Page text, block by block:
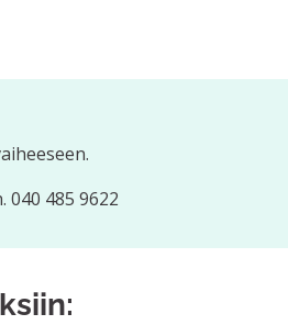
485 9622